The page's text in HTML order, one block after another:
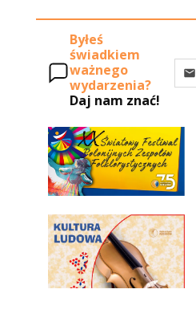
Byłeś
świadkiem
ważnego
wydarzenia?
Daj nam znać!